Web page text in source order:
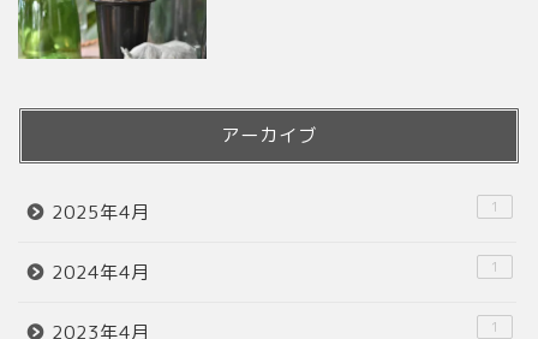
アーカイブ
2025年4月 1
2024年4月 1
2023年4月 1